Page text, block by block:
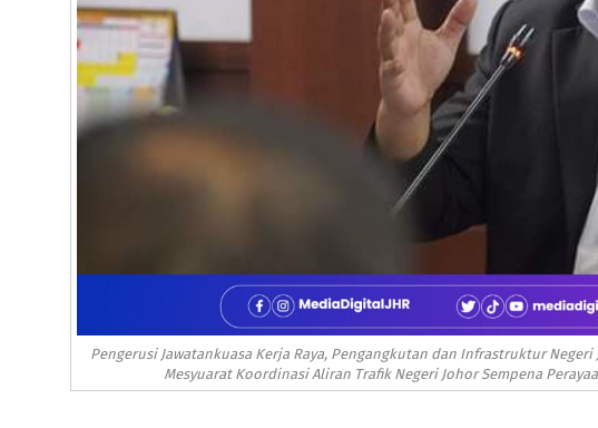
Pengerusi Jawatankuasa Kerja Raya, Pengangkutan dan Infrastruktur
Mesyuarat Koordinasi Aliran Trafik Negeri Johor Sempena